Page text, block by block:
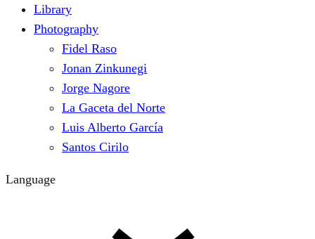
Library
Photography
Fidel Raso
Jonan Zinkunegi
Jorge Nagore
La Gaceta del Norte
Luis Alberto García
Santos Cirilo
Language